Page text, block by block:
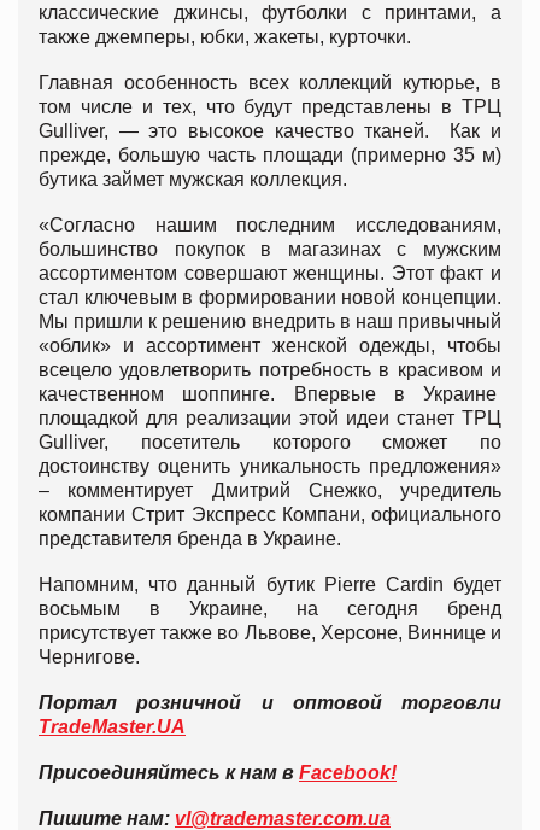
классические джинсы, футболки с принтами, а
также джемперы, юбки, жакеты, курточки.
Главная особенность всех коллекций кутюрье, в
том числе и тех, что будут представлены в ТРЦ
Gulliver, — это высокое качество тканей. Как и
прежде, большую часть площади (примерно 35 м)
бутика займет мужская коллекция.
«Согласно нашим последним исследованиям,
большинство покупок в магазинах с мужским
ассортиментом совершают женщины. Этот факт и
стал ключевым в формировании новой концепции.
Мы пришли к решению внедрить в наш привычный
«облик» и ассортимент женской одежды, чтобы
всецело удовлетворить потребность в красивом и
качественном шоппинге. Впервые в Украине
площадкой для реализации этой идеи станет ТРЦ
Gulliver, посетитель которого сможет по
достоинству оценить уникальность предложения»
– комментирует Дмитрий Снежко, учредитель
компании Стрит Экспресс Компани, официального
представителя бренда в Украине.
Напомним, что данный бутик Pierre Cardin будет
восьмым в Украине, на сегодня бренд
присутствует также во Львове, Херсоне, Виннице и
Чернигове.
Портал розничной и оптовой торговли
TradeMaster.UA
Присоединяйтесь к нам в Facebook!
Пишите нам: vl@trademaster.com.ua